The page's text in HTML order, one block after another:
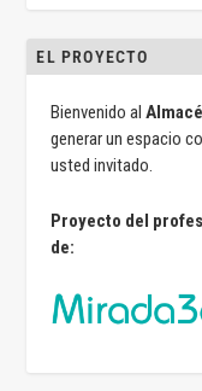
EL PROYECTO
Bienvenido al
generar un espacio
usted invitado.
Proyecto del
de: